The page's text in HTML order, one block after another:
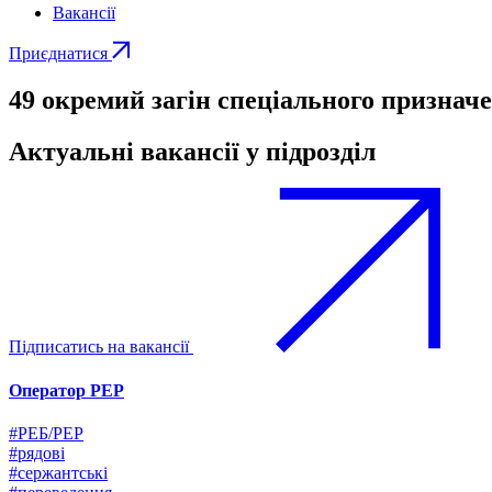
Вакансії
Приєднатися
49 окремий загін спеціального
Актуальні вакансії у підрозділ
Підписатись на вакансії
Оператор РЕР
#РЕБ/РЕР
#рядові
#сержантські